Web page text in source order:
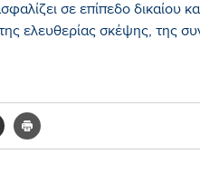
σε επίπεδο δικαίου
ελευθερίας σκέψης, της